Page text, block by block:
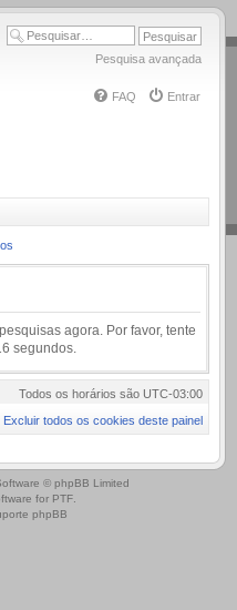
Pesquisa avançada
FAQ Entrar
agora. Por favor, tente
segundos.
Todos os horários são UTC-03:00
Excluir todos os cookies deste painel
© phpBB Limited
for PTF
phpBB